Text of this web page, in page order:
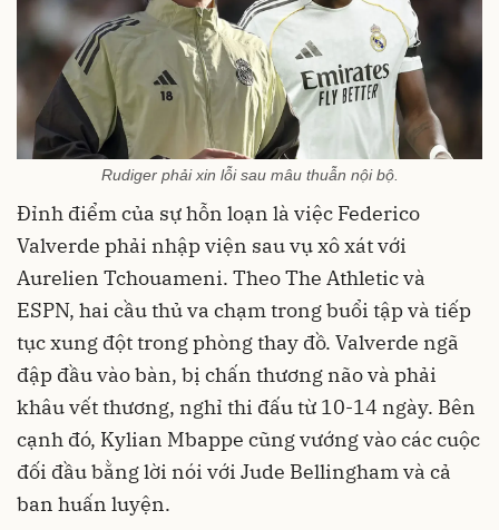
Rudiger phải xin lỗi sau mâu thuẫn nội bộ.
Đỉnh điểm của sự hỗn loạn là việc Federico
Valverde phải nhập viện sau vụ xô xát với
Aurelien Tchouameni. Theo The Athletic và
ESPN, hai cầu thủ va chạm trong buổi tập và tiếp
tục xung đột trong phòng thay đồ. Valverde ngã
đập đầu vào bàn, bị chấn thương não và phải
khâu vết thương, nghỉ thi đấu từ 10-14 ngày. Bên
cạnh đó, Kylian Mbappe cũng vướng vào các cuộc
đối đầu bằng lời nói với Jude Bellingham và cả
ban huấn luyện.